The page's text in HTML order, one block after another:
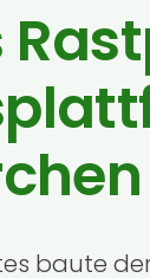
baute